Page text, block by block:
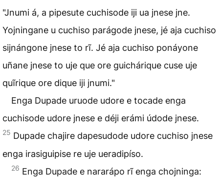
"Jnumi á, a pipesute cuchisode iji ua jnese jne.
Yojningane u cuchiso parágode jnese, jé aja cuchiso
sijnángone jnese to rĩ. Jé aja cuchiso ponáyone
uñane jnese to uje que ore guichárique cuse uje
quĩrique ore dique iji jnumi."
Enga Dupade uruode udore e tocade enga
cuchisode udore jnese e déji erámi údode jnese.
25 Dupade chajire dapesudode udore cuchiso jnese
enga irasiguipise re uje ueradipíso.
26 Enga Dupade e nararápo rĩ enga chojninga: